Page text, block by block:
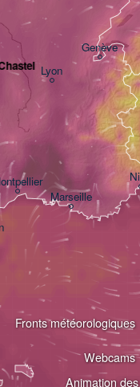
Animation
Webcams
Fronts météorologiques
Lyon
Marseille
Genève